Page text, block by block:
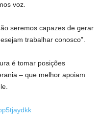
voz.
seremos capazes de gerar
trabalhar conosco”.
é tomar posições
– que melhor apoiam